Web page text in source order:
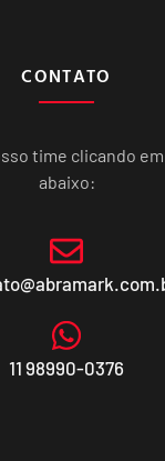
CONTATO
time clicando
abaixo:
11 98990-0376